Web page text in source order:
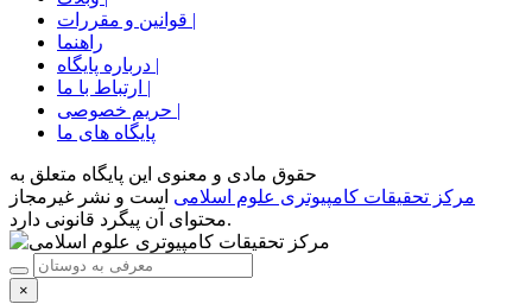
قوانین و مقررات |
راهنما
درباره پایگاه |
ارتباط با ما |
حریم خصوصی |
پایگاه های ما
مرکز تحقیقات کامپیوتری علوم اسلامی است و نشر غیرمجاز
محتوای آن پیگرد قانونی دارد.
×